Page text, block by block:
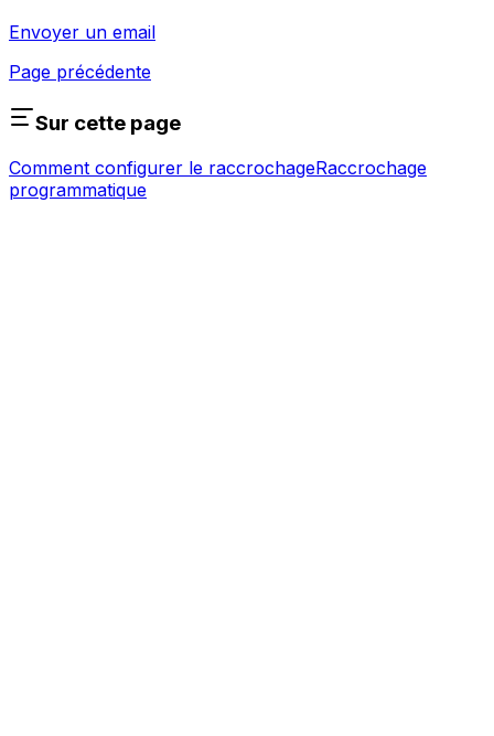
Envoyer un email
Page précédente
Sur cette page
Comment configurer le raccrochageRaccrochage
programmatique